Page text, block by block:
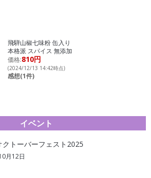
飛騨山椒七味粉 缶入り
本格派 スパイス 無添加
価格:810円
(2024/12/13 14:42時点)
感想(1件)
イベント
クトーバーフェスト2025
月12日